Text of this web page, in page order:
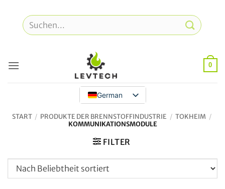
springen
Suche
nach:
0
German
START / PRODUKTE DER BRENNSTOFFINDUSTRIE / TOKHEIM /
KOMMUNIKATIONSMODULE
FILTER